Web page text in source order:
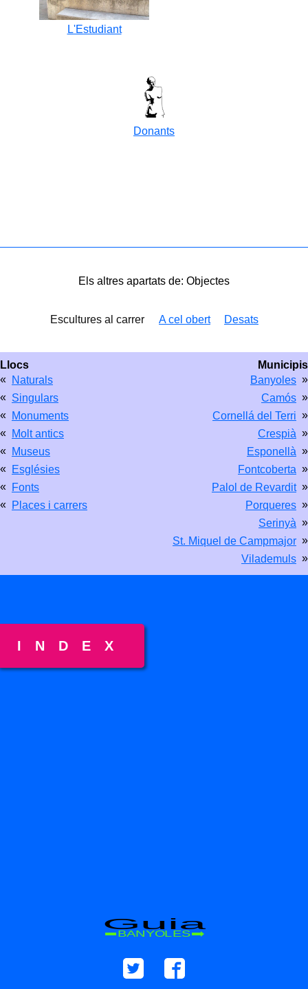
L'Estudiant
Donants
Els altres apartats de: Objectes
Escultures al carrer A cel obert Desats
Municipis
Banyoles »
Camós »
Cornellá del Terri »
Crespià »
Esponellà »
Fontcoberta »
Palol de Revardit »
Porqueres »
Serinyà »
St. Miquel de Campmajor »
Vilademuls »
Llocs
« Naturals
« Singulars
« Monuments
« Molt antics
« Museus
« Esglésies
« Fonts
« Places i carrers
Guia
BANYOLES
INDEX